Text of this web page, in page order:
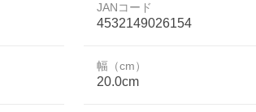
JANコード
4532149026154
幅（cm）
20.0cm